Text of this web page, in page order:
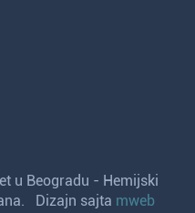
u Beogradu - Hemijski
Dizajn sajta mweb